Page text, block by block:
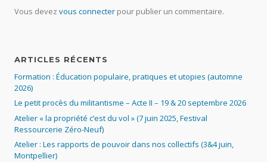
Vous devez vous connecter pour publier un commentaire.
ARTICLES RÉCENTS
Formation : Éducation populaire, pratiques et utopies (automne
2026)
Le petit procès du militantisme – Acte II – 19 & 20 septembre 2026
Atelier « la propriété c’est du vol » (7 juin 2025, Festival
Ressourcerie Zéro-Neuf)
Atelier : Les rapports de pouvoir dans nos collectifs (3&4 juin,
Montpellier)